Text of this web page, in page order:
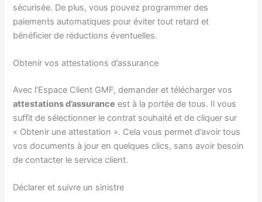
sécurisée. De plus, vous pouvez programmer des
paiements automatiques pour éviter tout retard et
bénéficier de réductions éventuelles.
Obtenir vos attestations d’assurance
Avec l’Espace Client GMF, demander et télécharger vos
attestations d’assurance est à la portée de tous. Il vous
suffit de sélectionner le contrat souhaité et de cliquer sur
« Obtenir une attestation ». Cela vous permet d’avoir tous
vos documents à jour en quelques clics, sans avoir besoin
de contacter le service client.
Déclarer et suivre un sinistre